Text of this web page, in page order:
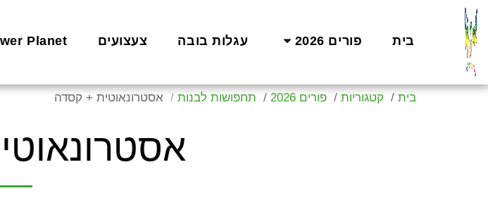
בית פורים 2026 עגלות בובה צעצועים Planet
בית קטגוריות פורים 2026 תחפושות לבנות אסטרונאוטית + קסדה